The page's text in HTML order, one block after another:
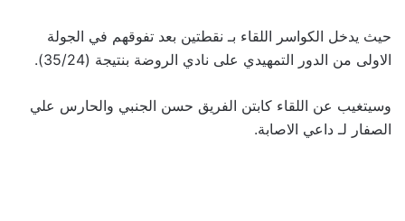
حيث يدخل الكواسر اللقاء بـ نقطتين بعد تفوقهم في الجولة
الاولى من الدور التمهيدي على نادي الروضة بنتيجة (35/24).
وسيتغيب عن اللقاء كابتن الفريق حسن الجنبي والحارس علي
الصفار لـ داعي الاصابة.